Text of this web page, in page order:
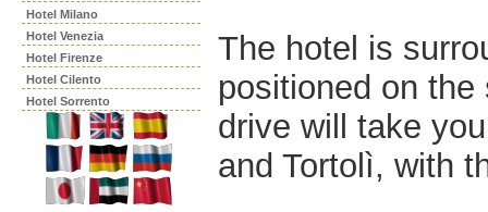
Hotel Milano
Hotel Venezia
Hotel Firenze
Hotel Cilento
Hotel Sorrento
The hotel is
positioned on
drive will take
and Tortolì, with